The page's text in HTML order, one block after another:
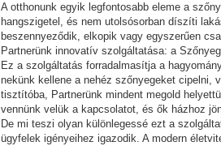
A otthonunk egyik legfontosabb eleme a
hangszigetel, és nem utolsósorban díszíti
beszennyeződik, elkopik vagy egyszerűen
Partnerünk innovatív szolgáltatása: a
Ez a szolgáltatás forradalmasítja a
nekünk kellene a nehéz szőnyegeket cipelni,
tisztítóba, Partnerünk mindent megold
vennünk velük a kapcsolatot, és ők házhoz
De mi teszi olyan különlegessé ezt a
ügyfelek igényeihez igazodik. A modern